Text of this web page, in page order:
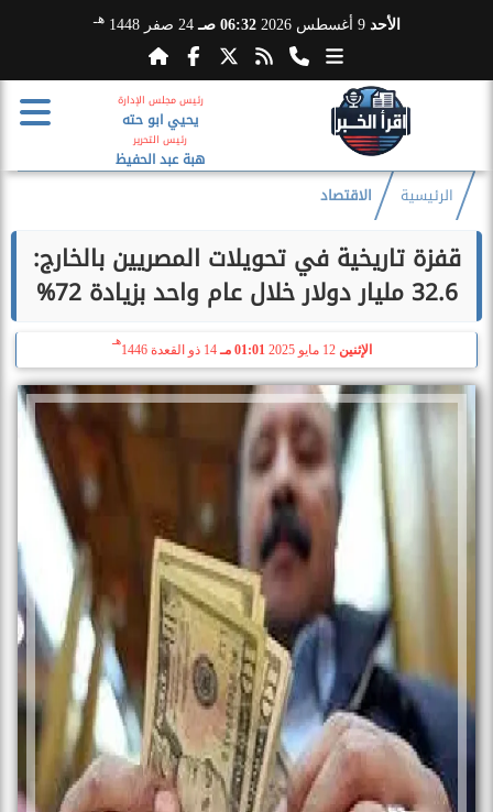
الأحد 9 أغسطس 2026 06:32 صـ 24 صفر 1448 هـ
رئيس مجلس الإدارة
يحيي ابو حته
رئيس التحرير
هبة عبد الحفيظ
الرئيسية الاقتصاد
قفزة تاريخية في تحويلات المصريين بالخارج:
32.6 مليار دولار خلال عام واحد بزيادة 72%
الإثنين 01:01 مـ 14 ذو القعدة 1446
هـ